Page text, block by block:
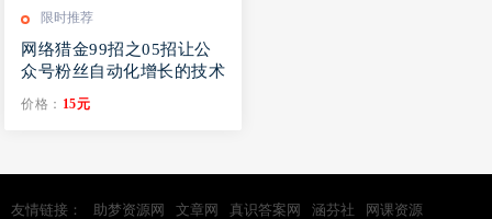
限时推荐
网络猎金99招之05招让公
众号粉丝自动化增长的技术
价格： 15元
友情链接： 助梦资源网 文章网 真识答案网 涵芬社
网课资源